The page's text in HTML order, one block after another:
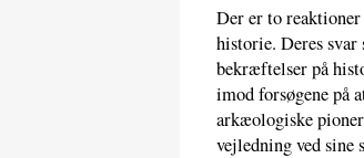
Der er to
historie. Deres svar
bekræftelser på
imod forsøgene på
arkæologiske
vejledning ved sine